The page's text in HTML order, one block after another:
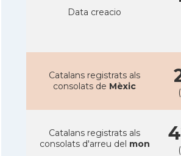
Data creacio
Catalans registrats als
consolats de Mèxic
Catalans registrats als
consolats d'arreu del mon